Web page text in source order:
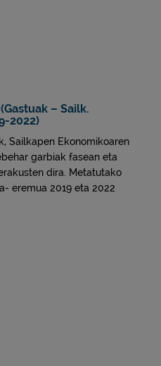
– Sailk.
2022)
Sailkapen Ekonomikoaren
garbiak fasean eta
dira. Metatutako
eremua 2019 eta 2022